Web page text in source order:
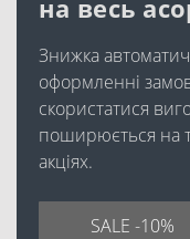
на весь
Знижка
оформленні
скористатися
поширюється на
акціях.
SALE -10%